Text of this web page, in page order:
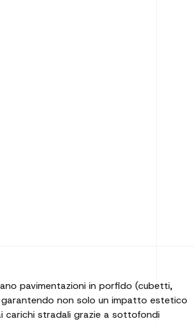
pavimentazioni in porfido (cubetti,
non solo un impatto estetico
carichi stradali grazie a sottofondi